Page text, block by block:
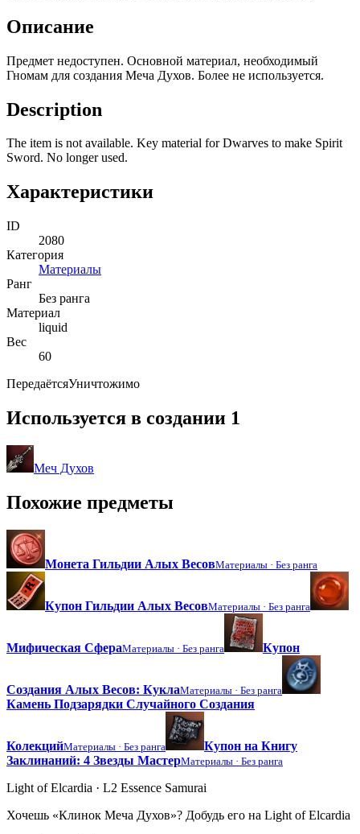
Описание
Предмет недоступен. Основной материал, необходимый
Гномам для создания Меча Духов. Более не используется.
Description
The item is not available. Key material for Dwarves to make Spirit
Sword. No longer used.
Характеристики
ID
2080
Категория
Материалы
Ранг
Без ранга
Материал
liquid
Вес
60
ПередаётсяУничтожимо
Используется в создании 1
Меч Духов
Похожие предметы
Монета Гильдии Алых ВесовМатериалы · Без ранга
Купон Гильдии Алых ВесовМатериалы · Без ранга
Мифическая СфераМатериалы · Без ранга Купон
Создания Алых Весов: КуклаМатериалы · Без ранга
Камень Подзарядки Случайного Создания
КолекцийМатериалы · Без ранга
Купон на Книгу
Заклинаний: 4 Звезды МастерМатериалы · Без ранга
Light of Elcardia · L2 Essence Samurai
Хочешь «Клинок Меча Духов»? Добудь его на Light of Elcardia